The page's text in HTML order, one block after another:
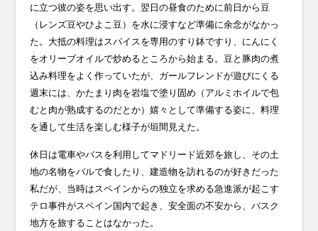
に立つ彼の姿を思い出す。翌日の昼食のために前日から豆
（レンズ豆やひよこ豆）を水に浸すなど準備に余念がなかっ
た。大抵の料理はスパイスを専用のすり鉢ですり、にんにく
をオリーブオイルで炒めるところから始まる。豆と豚肉の煮
込み料理をよく作っていたが、ガールフレンドが遊びにくる
週末には、かたまり肉を岩塩で塗り固め（アルミホイルで包
むと肉が熟成するのだとか）嬉々として準備する姿に、料理
を通して生活を楽しむ様子が垣間見えた。
休日は電車やバスを利用してマドリード近郊を旅し、その土
地の名物をバルで食したり、建造物を訪れるのが好きだった
私だが、当時はスペインからの独立を求める急進派が起こす
テロ事件がスペイン国内で起き、安全面の不安から、バスク
地方を旅することはなかった。